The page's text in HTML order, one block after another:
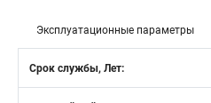
Эксплуатационные параметры
Срок службы, Лет: